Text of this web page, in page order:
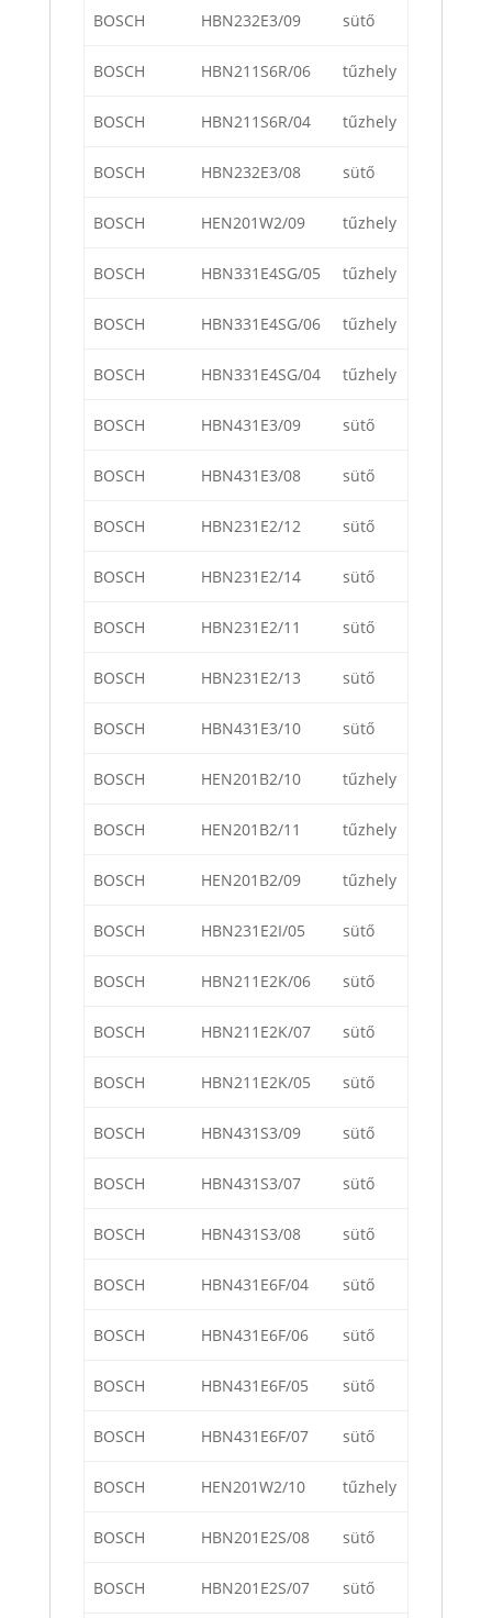
BOSCH HBN232E3/09 sütő
BOSCH HBN211S6R/06 tűzhely
BOSCH HBN211S6R/04 tűzhely
BOSCH HBN232E3/08 sütő
BOSCH HEN201W2/09 tűzhely
BOSCH HBN331E4SG/05 tűzhely
BOSCH HBN331E4SG/06 tűzhely
BOSCH HBN331E4SG/04 tűzhely
BOSCH HBN431E3/09 sütő
BOSCH HBN431E3/08 sütő
BOSCH HBN231E2/12 sütő
BOSCH HBN231E2/14 sütő
BOSCH HBN231E2/11 sütő
BOSCH HBN231E2/13 sütő
BOSCH HBN431E3/10 sütő
BOSCH HEN201B2/10 tűzhely
BOSCH HEN201B2/11 tűzhely
BOSCH HEN201B2/09 tűzhely
BOSCH HBN231E2I/05 sütő
BOSCH HBN211E2K/06 sütő
BOSCH HBN211E2K/07 sütő
BOSCH HBN211E2K/05 sütő
BOSCH HBN431S3/09 sütő
BOSCH HBN431S3/07 sütő
BOSCH HBN431S3/08 sütő
BOSCH HBN431E6F/04 sütő
BOSCH HBN431E6F/06 sütő
BOSCH HBN431E6F/05 sütő
BOSCH HBN431E6F/07 sütő
BOSCH HEN201W2/10 tűzhely
BOSCH HBN201E2S/08 sütő
BOSCH HBN201E2S/07 sütő